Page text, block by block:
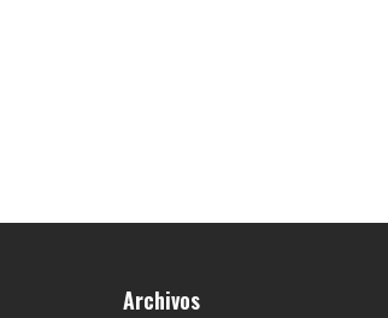
Archivos